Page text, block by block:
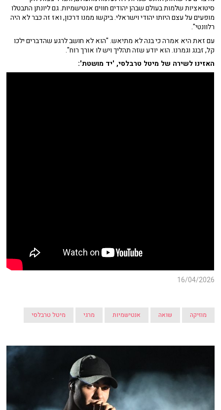
סיטואציות שלמות בעולם שבהן יהודים חווים אנטישמיות. גם ליונתן התבטלו
מופעים על עצם היותו יהודי וישראלי. ביקשו ממנו דרכון, ואז זה כבר לא היה
רלוונטי".
עם זאת היא אמרה כי בנה לא מתיאש. "הוא לא חושב לרגע שהדברים ילכו
קל, זבנג וגמרנו. הוא יודע שזה תהליך ויש לו אורך רוח".
האזינו לשירה של מיטל טרבלסי, 'יד מושטת':
16/04/2026
מוזיקה שואה אנטישמיות מרגי מיטל טרבלסי